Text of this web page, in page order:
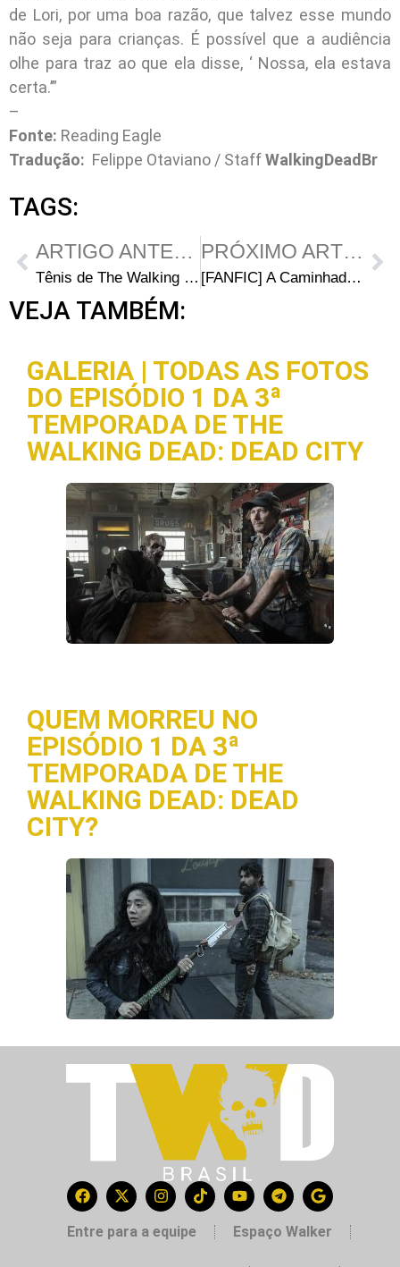
de Lori, por uma boa razão, que talvez esse mundo
não seja para crianças. É possível que a audiência
olhe para traz ao que ela disse, ‘ Nossa, ela estava
certa.’”
–
Fonte: Reading Eagle
Tradução: Felippe Otaviano / StaffWalkingDeadBr
TAGS:
ARTIGO ANTERIOR
Tênis de The Walking Dead já Está à Venda
PRÓXIMO ARTIGO
[FANFIC] A Caminhada dos Mortos – Capítulo 02
VEJA TAMBÉM:
GALERIA | TODAS AS FOTOS
DO EPISÓDIO 1 DA 3ª
TEMPORADA DE THE
WALKING DEAD: DEAD CITY
QUEM MORREU NO
EPISÓDIO 1 DA 3ª
TEMPORADA DE THE
WALKING DEAD: DEAD
CITY?
Entre para a equipe Espaço Walker